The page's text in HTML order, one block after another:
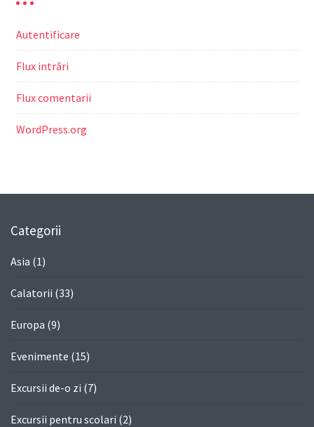
Autentificare
Flux intrări
Flux comentarii
WordPress.org
Categorii
Asia (1)
Calatorii (33)
Europa (9)
Evenimente (15)
Excursii de-o zi (7)
Excursii pentru scolari (2)